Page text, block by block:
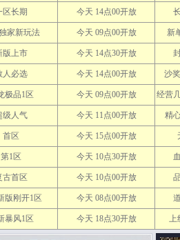
区长期 今天 14点00开放
家新玩法 今天 09点00开放 新
版上市 今天 14点30开放
人必选 今天 14点00开放 沙
极品1区 今天 09点00开放 经营
级人气 今天 11点00开放 精
首区 今天 15点00开放
第1区 今天 10点30开放
古首区 今天 10点00开放
版刚开1区 今天 08点00开放
暴风1区 今天 18点30开放 上